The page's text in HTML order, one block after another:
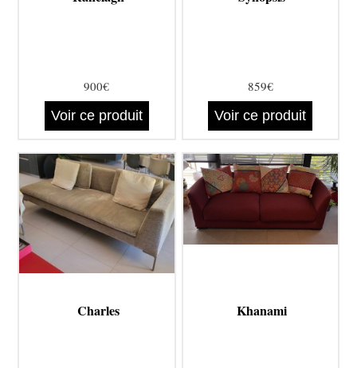
900€
Voir ce produit
859€
Voir ce produit
Charles Khanami